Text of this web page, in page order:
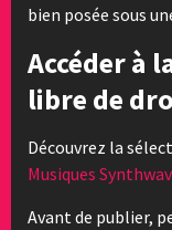
bien posée sous
Accéder à
libre de
Découvrez la
Musiques
Avant de publier,